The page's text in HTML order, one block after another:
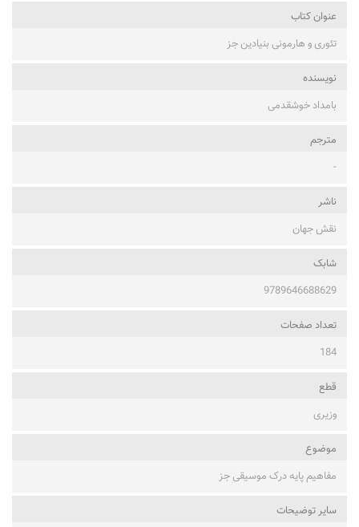
عنوان کتاب
تئوری و هارمونی بنیادین جز
نویسنده
بامداد خوشقدمی
مترجم
-
ناشر
نقش جهان
شابک
9789646688629
تعداد صفحات
184
قطع
وزیری
موضوع
مفاهیم پایه درک موسیقی جز
ساير توضيحات